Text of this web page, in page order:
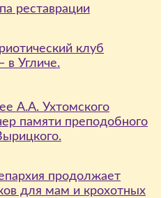
реставрации
клуб
Угличе.
А.А. Ухтомского
памяти преподобного
продолжает
для мам и крохотных